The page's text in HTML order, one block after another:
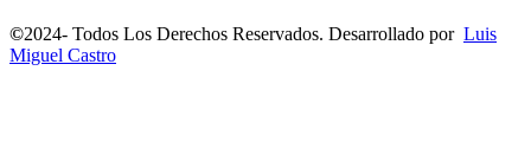
©2024- Todos Los Derechos Reservados. Desarrollado por Luis
Miguel Castro